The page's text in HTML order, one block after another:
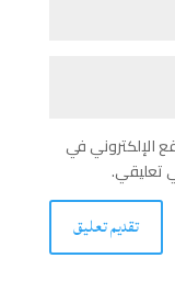
الإلكتروني في
تعليقي.